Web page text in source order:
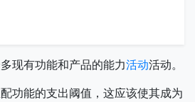
现有功能和产品的能力活动活动。
功能的支出阈值，这应该使其成为